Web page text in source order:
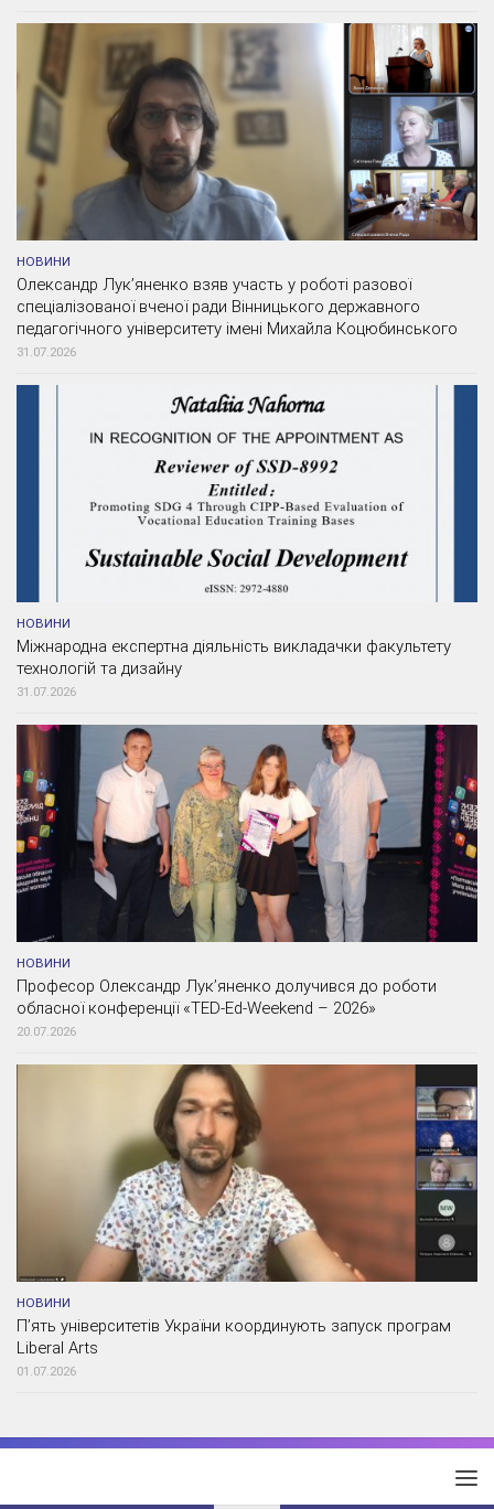
НОВИНИ
Олександр Лук’яненко взяв участь у роботі разової
спеціалізованої вченої ради Вінницького державного
педагогічного університету імені Михайла Коцюбинського
31.07.2026
НОВИНИ
Міжнародна експертна діяльність викладачки факультету
технологій та дизайну
31.07.2026
НОВИНИ
Професор Олександр Лук’яненко долучився до роботи
обласної конференції «TED-Ed-Weekend – 2026»
20.07.2026
НОВИНИ
П’ять університетів України координують запуск програм
Liberal Arts
01.07.2026